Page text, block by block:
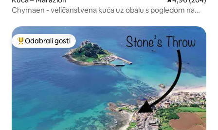
Chymaen - veličanstvena kuća uz obalu s pogledom na
Među najviše rangiranima s oznakom „Odabrali gosti”
Odabrali gosti